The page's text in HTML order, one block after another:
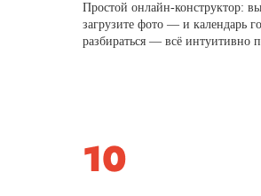
Простой онлайн-конструктор:
загрузите фото — и календарь
разбираться — всё интуитивно